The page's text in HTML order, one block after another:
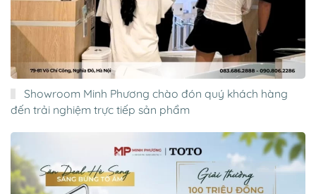
Showroom Minh Phương chào đón quý khách hàng
đến trải nghiệm trực tiếp sản phẩm